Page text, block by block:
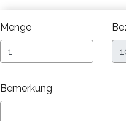
Menge
Bemerkung